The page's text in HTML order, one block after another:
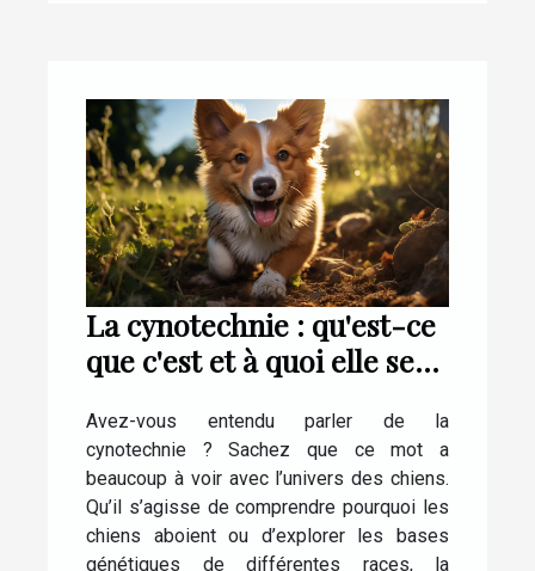
La cynotechnie : qu'est-ce
que c'est et à quoi elle sert
Avez-vous entendu parler de la
cynotechnie ? Sachez que ce mot a
beaucoup à voir avec l’univers des chiens.
Qu’il s’agisse de comprendre pourquoi les
chiens aboient ou d’explorer les bases
génétiques de différentes races, la